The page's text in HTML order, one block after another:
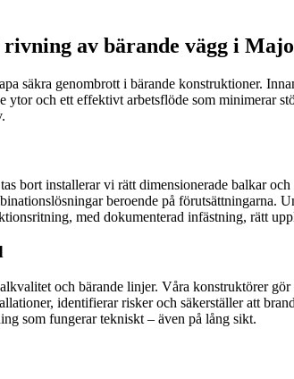
av bärande vägg i
säkra genombrott i bärande konstruktioner.
och ett effektivt arbetsflöde som minimerar
bort installerar vi rätt dimensionerade balkar
beroende på förutsättningarna.
med dokumenterad infästning, rätt
och bärande linjer. Våra konstruktörer
identifierar risker och säkerställer att
som fungerar tekniskt – även på lång sikt.